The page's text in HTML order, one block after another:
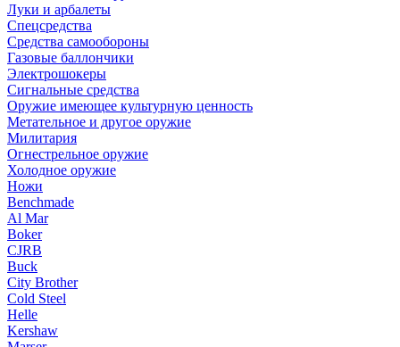
Луки и арбалеты
Спецсредства
Средства самообороны
Газовые баллончики
Электрошокеры
Сигнальные средства
Оружие имеющее культурную ценность
Метательное и другое оружие
Милитария
Огнестрельное оружие
Холодное оружие
Ножи
Benchmade
Al Mar
Boker
CJRB
Buck
City Brother
Cold Steel
Helle
Kershaw